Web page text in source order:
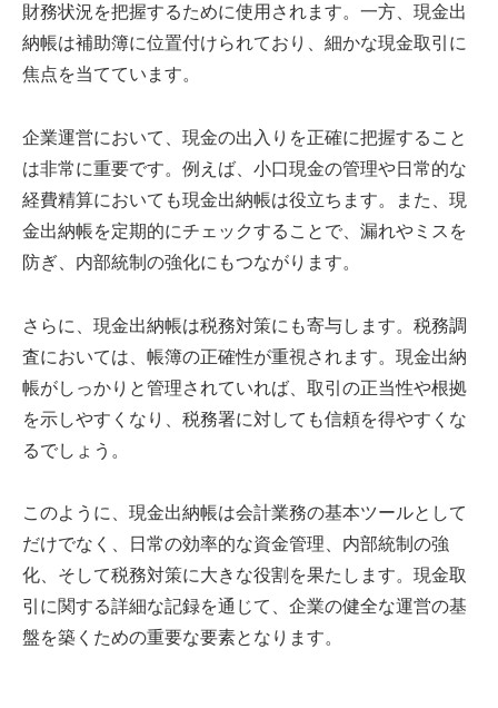
財務状況を把握するために使用されます。一方、現金出
納帳は補助簿に位置付けられており、細かな現金取引に
焦点を当てています。
企業運営において、現金の出入りを正確に把握すること
は非常に重要です。例えば、小口現金の管理や日常的な
経費精算においても現金出納帳は役立ちます。また、現
金出納帳を定期的にチェックすることで、漏れやミスを
防ぎ、内部統制の強化にもつながります。
さらに、現金出納帳は税務対策にも寄与します。税務調
査においては、帳簿の正確性が重視されます。現金出納
帳がしっかりと管理されていれば、取引の正当性や根拠
を示しやすくなり、税務署に対しても信頼を得やすくな
るでしょう。
このように、現金出納帳は会計業務の基本ツールとして
だけでなく、日常の効率的な資金管理、内部統制の強
化、そして税務対策に大きな役割を果たします。現金取
引に関する詳細な記録を通じて、企業の健全な運営の基
盤を築くための重要な要素となります。